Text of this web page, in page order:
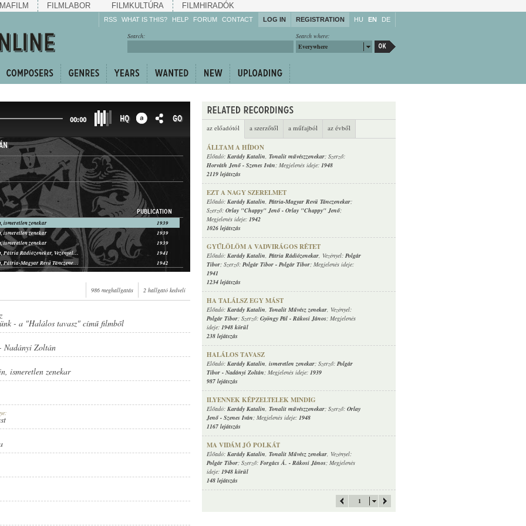
MAFILM FILMLABOR FILMKULTÚRA FILMHIRADÓK
RSS WHAT IS THIS? HELP
Enrich!
Share!
FORUM CONTACT LOG IN REGISTRATION HU EN DE
Search where:
Everywhere
Search:
az előadótól a szerzőtől a műfajból az évből
ÁLLTAM A HÍDON
Előadó: Karády Katalin, Tonalit művészzenekar; Szerző:
Horváth Jenő- Szenes Iván; Megjelenés ideje: 1948
2119 lejátszás
EZT A NAGY SZERELMET
Előadó: Karády Katalin, Pátria-Magyar Revü Tánczenekar;
Szerző: Orlay "Chappy" Jenő- Orlay "Chappy" Jenő;
Megjelenés ideje: 1942
1026 lejátszás
GYŰLÖLÖM A VADVIRÁGOS RÉTET
Előadó: Karády Katalin, Pátria Rádiózenekar, Vezényel: Polgár
Tibor; Szerző: Polgár Tibor - Polgár Tibor; Megjelenés ideje:
1941
1234 lejátszás
HA TALÁLSZ EGY MÁST
Előadó: Karády Katalin, Tonalit Művész zenekar, Vezényel:
Polgár Tibor; Szerző: Gyöngy Pál - Rákosi János; Megjelenés
ideje: 1948 körül
238 lejátszás
HALÁLOS TAVASZ
Előadó: Karády Katalin, ismeretlen zenekar; Szerző: Polgár
Tibor - Nadányi Zoltán; Megjelenés ideje: 1939
987 lejátszás
ILYENNEK KÉPZELTELEK MINDIG
Előadó: Karády Katalin, Tonalit művészzenekar; Szerző: Orlay
Jenő- Szenes Iván; Megjelenés ideje: 1948
1167 lejátszás
MA VIDÁM JÓ POLKÁT
Előadó: Karády Katalin, Tonalit Művész zenekar, Vezényel:
Polgár Tibor; Szerző: Forgács Á. - Rákosi János; Megjelenés
ideje: 1948 körül
148 lejátszás
1
00:00 HQ GO
PUBLICATION
ismeretlen zenekar
1939
ismeretlen zenekar
1939
ismeretlen zenekar
1939
Karády Katalin, Pátria Rádiózenekar, Vezényel: Polgár Tibor
1941
Karády Katalin, Pátria-Magyar Revü Tánczenekar
1942
Karády Katalin, Pátria-Magyar Revü Tánczenekar
1942
1948
Tonalit művészzenekar
1948
Karády Katalin, Tonalit Művész zenekar, Vezényel: Polgár Tibor
Karády Katalin, Tonalit Művész zenekar, Vezényel: Polgár Tibor
1948 körül
986 meghallgatás 2 hallgató kedveli
- a "Halálos tavasz" című filmből
Nadányi Zoltán
, ismeretlen zenekar